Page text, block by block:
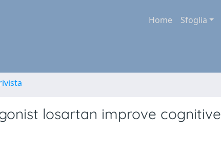
Home Sfoglia
losartan improve cognitive